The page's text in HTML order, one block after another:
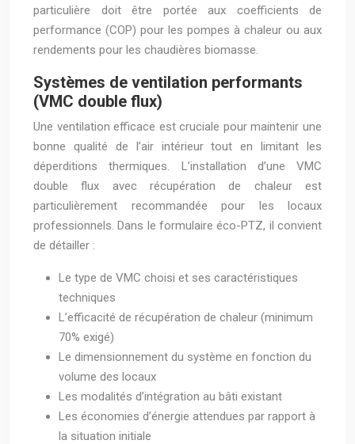
particulière doit être portée aux coefficients de
performance (COP) pour les pompes à chaleur ou aux
rendements pour les chaudières biomasse.
Systèmes de ventilation performants
(VMC double flux)
Une ventilation efficace est cruciale pour maintenir une
bonne qualité de l’air intérieur tout en limitant les
déperditions thermiques. L’installation d’une VMC
double flux avec récupération de chaleur est
particulièrement recommandée pour les locaux
professionnels. Dans le formulaire éco-PTZ, il convient
de détailler :
Le type de VMC choisi et ses caractéristiques
techniques
L’efficacité de récupération de chaleur (minimum
70% exigé)
Le dimensionnement du système en fonction du
volume des locaux
Les modalités d’intégration au bâti existant
Les économies d’énergie attendues par rapport à
la situation initiale